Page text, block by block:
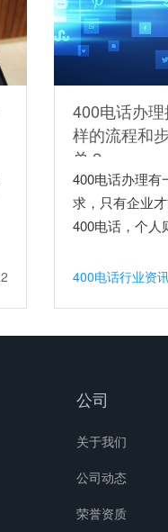
400电话办
样的流程和
单？
400电话办理有
求，只有企业
400电话，个人
400电话行业资
公司
关于我们
公司动态
荣誉资质